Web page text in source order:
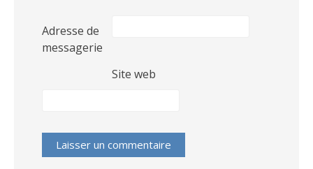
Adresse de
messagerie
Site web